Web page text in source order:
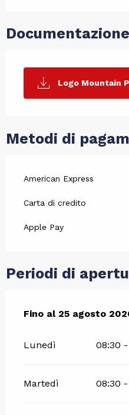
Documentazione
Logo Mountain
Metodi di
American Express
Carta di credito
Apple Pay
Periodi di
Dal5 luglio 2026 al25
Fino al25 agosto
Lunedì 08:30 -
Martedì 08:30 -